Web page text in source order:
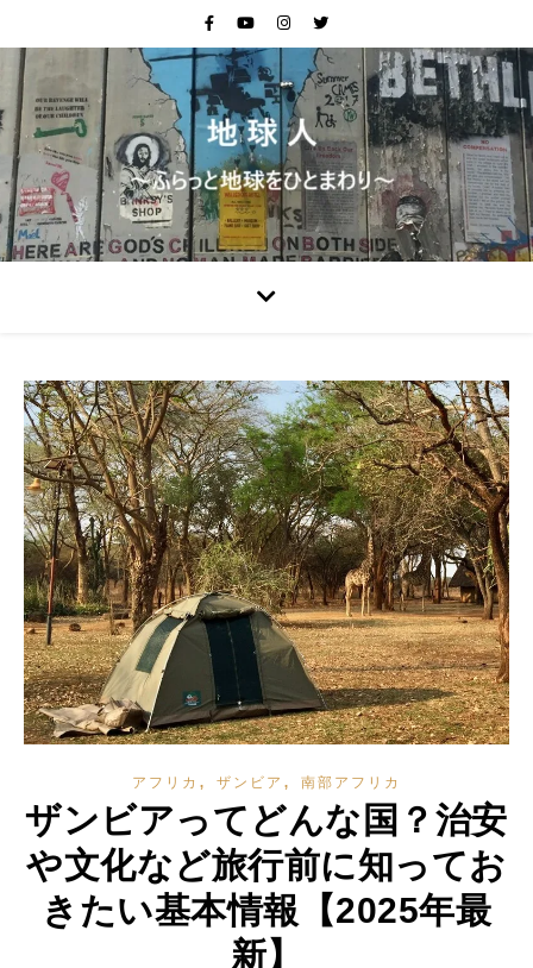
アフリカ , ザンビア , 南部アフリカ
ザンビアってどんな国？治安
や文化など旅行前に知ってお
きたい基本情報【2025年最
新】